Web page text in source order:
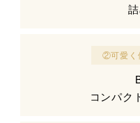
②可愛く
コンパク